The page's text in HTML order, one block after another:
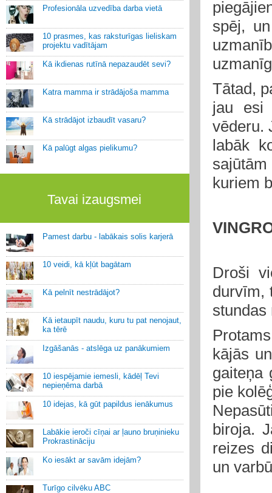
Profesionāla uzvedība darba vietā
10 prasmes, kas raksturīgas lieliskam
projektu vadītājam
Kā ikdienas rutīnā nepazaudēt sevi?
Katra mamma ir strādājoša mamma
Kā strādājot izbaudīt vasaru?
Kā palūgt algas pielikumu?
Tavai izaugsmei
Pamest darbu - labākais solis karjerā
10 veidi, kā kļūt bagātam
Kā pelnīt nestrādājot?
Kā ietaupīt naudu, kuru tu pat nenojaut,
ka tērē
Izgāšanās - atslēga uz panākumiem
10 iespējamie iemesli, kādēļ Tevi
nepieņēma darbā
10 idejas, kā gūt papildus ienākumus
Labākie ieroči cīņai ar ļauno bruņinieku
Prokrastināciju
Ko iesākt ar savām idejām?
Turīgo cilvēku ABC
spēj,
Tātad,
jau esi
vēderu.
labāk
kuriem
Droši
durvīm,
stundas
kājās
gaiteņa
pie
biroja.
reizes
un